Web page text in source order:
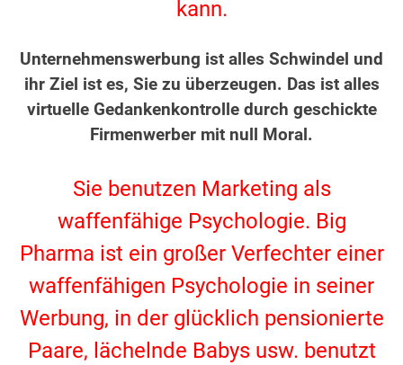
kann.
Unternehmenswerbung ist alles Schwindel und
ihr Ziel ist es, Sie zu überzeugen. Das ist alles
virtuelle Gedankenkontrolle durch geschickte
Firmenwerber mit null Moral.
Sie benutzen Marketing als
waffenfähige Psychologie. Big
Pharma ist ein großer Verfechter einer
waffenfähigen Psychologie in seiner
Werbung, in der glücklich pensionierte
Paare, lächelnde Babys usw. benutzt